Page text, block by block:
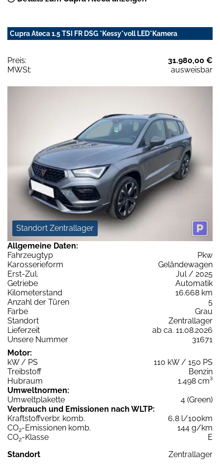
Cupra Ateca 1.5 TSI FR DSG *Kessy*voll LED*Kamera
Preis:
31.980,00 €
MWSt:
ausweisbar
Standort Zentrallager
Allgemeine Daten:
Fahrzeugtyp
Pkw
Karosserieform
Geländewagen
Erst-Zul.
Jul / 2025
Getriebe
Automatik
Kilometerstand
16.668 km
Anzahl der Türen
5
Farbe
Grau
Standort
Zentrallager
Lieferzeit
ab ca. 11.08.2026
Unsere Nummer
31671
Motor:
kW / PS
110 kW / 150 PS
Treibstoff
Benzin
Hubraum
1.498 cm³
Umweltnormen:
Umweltplakette
4 (Green)
Verbrauch und Emissionen nach WLTP:
Kraftstoffverbr. komb.
6,8 l/100km
CO2-Emissionen komb.
144 g/km
CO2-Klasse
E
Standort
Zentrallager